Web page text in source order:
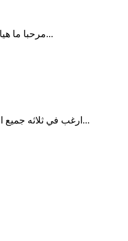
مرحبا ما هيا اسعار سامسونج نوت 10 برو...
ارغب في ثلاثه جميع الالوان سامسونج نوت 5 دوس...